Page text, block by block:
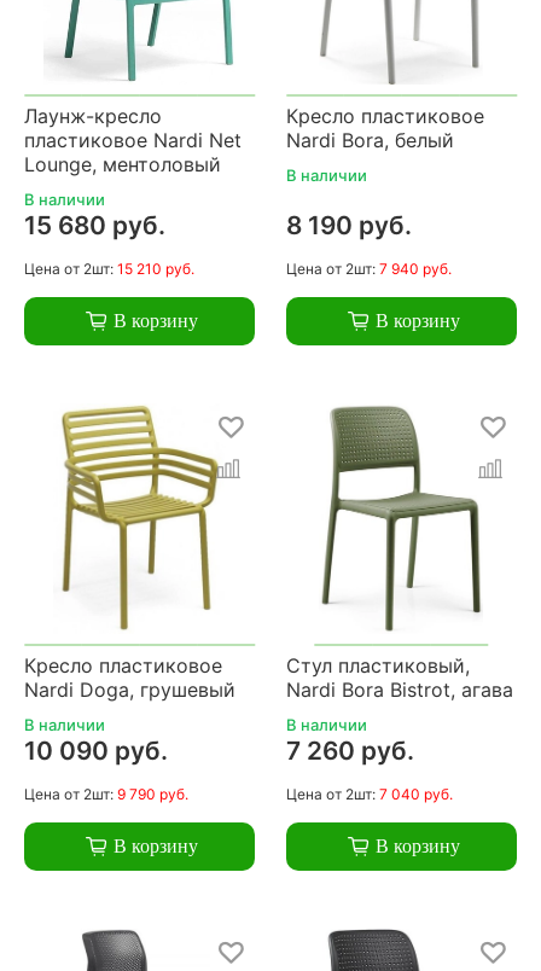
Лаунж-кресло
пластиковое Nardi Net
Lounge, ментоловый
В наличии
15 680 руб.
Цена от 2шт: 15 210 руб.
В корзину
Кресло пластиковое
Nardi Bora, белый
В наличии
8 190 руб.
Цена от 2шт: 7 940 руб.
В корзину
Кресло пластиковое
Nardi Doga, грушевый
В наличии
10 090 руб.
Цена от 2шт: 9 790 руб.
В корзину
Стул пластиковый,
Nardi Bora Bistrot, агава
В наличии
7 260 руб.
Цена от 2шт: 7 040 руб.
В корзину